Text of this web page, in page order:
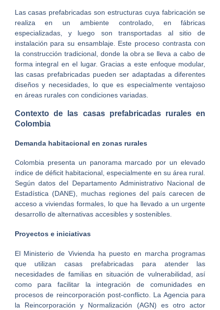
Las casas prefabricadas son estructuras cuya fabricación se
realiza en un ambiente controlado, en fábricas
especializadas, y luego son transportadas al sitio de
instalación para su ensamblaje. Este proceso contrasta con
la construcción tradicional, donde la obra se lleva a cabo de
forma integral en el lugar. Gracias a este enfoque modular,
las casas prefabricadas pueden ser adaptadas a diferentes
diseños y necesidades, lo que es especialmente ventajoso
en áreas rurales con condiciones variadas.
Contexto de las casas prefabricadas rurales en
Colombia
Demanda habitacional en zonas rurales
Colombia presenta un panorama marcado por un elevado
índice de déficit habitacional, especialmente en su área rural.
Según datos del Departamento Administrativo Nacional de
Estadística (DANE), muchas regiones del país carecen de
acceso a viviendas formales, lo que ha llevado a un urgente
desarrollo de alternativas accesibles y sostenibles.
Proyectos e iniciativas
El Ministerio de Vivienda ha puesto en marcha programas
que utilizan casas prefabricadas para atender las
necesidades de familias en situación de vulnerabilidad, así
como para facilitar la integración de comunidades en
procesos de reincorporación post-conflicto. La Agencia para
la Reincorporación y Normalización (AGN) es otro actor